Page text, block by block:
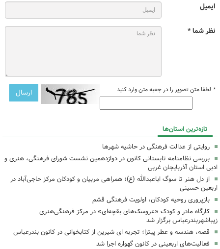
ایمیل
نظر شما *
* لطفا متن تصویر را در جعبه متن وارد کنید
تازه‌ترین استان‌ها
روایتی از عدالت فرهنگی در حاشیه شهرها
بررسی نظامنامه تابستانی کانون در دوازدهمین نشست شورای فرهنگی، هنری و
ادبی استان آذربایجان غربی
از دل هنر تا سوگ اباعبدالله (ع)؛ همراهی مربیان و کودکان مرکز حاجی‌آباد در
اربعین حسینی
بازپروری روحیه کودکان، اولویت فرهنگی قشم
کارگاه مادر و کودک «عروسک‌های بقچه‌ای» در مرکز فرهنگی‌هنری
زیباشهربندرعباس برگزار شد
قصه، هندسه و عطر پیتزا؛ تجربه ای شیرین از کتابخوانی در کانون بندرعباس
فعالیت‌های اربعینی در کانون گهواره اجرا شد